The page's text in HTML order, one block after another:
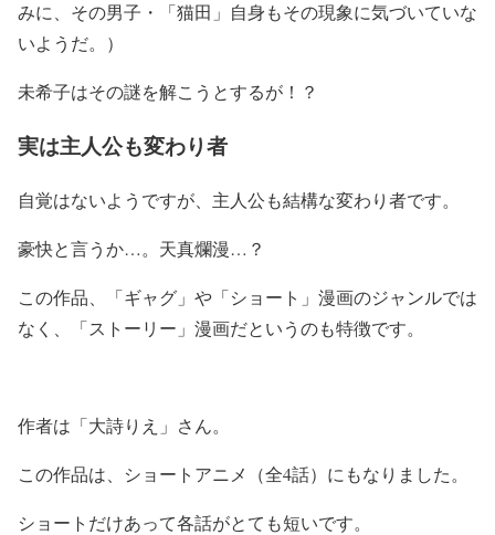
みに、その男子・「猫田」自身もその現象に気づいていな
いようだ。）
未希子はその謎を解こうとするが！？
実は主人公も変わり者
自覚はないようですが、主人公も結構な変わり者です。
豪快と言うか…。天真爛漫…？
この作品、「ギャグ」や「ショート」漫画のジャンルでは
なく、
「ストーリー」漫画だというのも特徴です。
作者は「大詩りえ」さん。
この作品は、ショートアニメ（全4話）にもなりました。
ショートだけあって各話がとても短いです。